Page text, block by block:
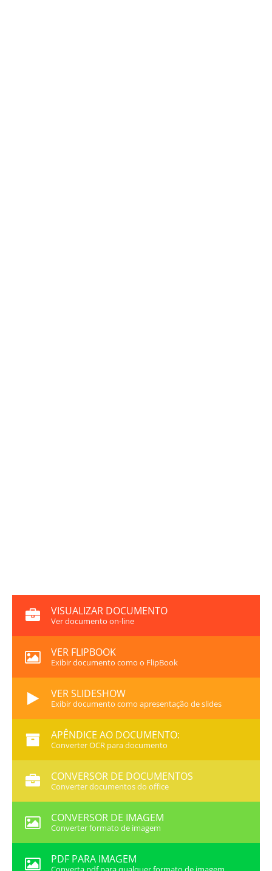
VISUALIZAR DOCUMENTO
Ver documento on-line
VER FLIPBOOK
Exibir documento como o FlipBook
VER SLIDESHOW
Exibir documento como apresentação de slides
APÊNDICE AO DOCUMENTO:
Converter OCR para documento
CONVERSOR DE DOCUMENTOS
Converter documentos do office
CONVERSOR DE IMAGEM
Converter formato de imagem
PDF PARA IMAGEM